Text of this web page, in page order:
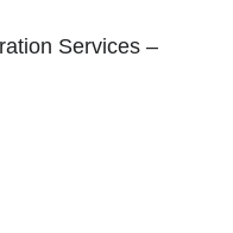
Services –